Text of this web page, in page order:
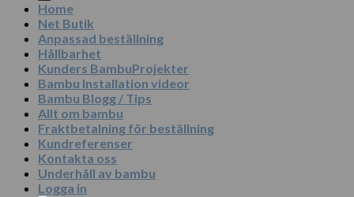
Home
Net Butik
Anpassad beställning
Hållbarhet
Kunders BambuProjekter
Bambu Installation videor
Bambu Blogg / Tips
Allt om bambu
Fraktbetalning för beställning
Kundreferenser
Kontakta oss
Underhåll av bambu
Logga in